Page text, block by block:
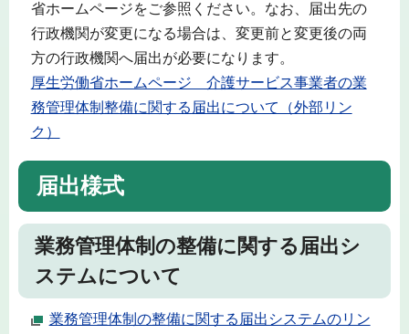
省ホームページをご参照ください。なお、届出先の
行政機関が変更になる場合は、変更前と変更後の両
方の行政機関へ届出が必要になります。
厚生労働省ホームページ 介護サービス事業者の業
務管理体制整備に関する届出について（外部リン
ク）
届出様式
業務管理体制の整備に関する届出シ
ステムについて
業務管理体制の整備に関する届出システムのリン